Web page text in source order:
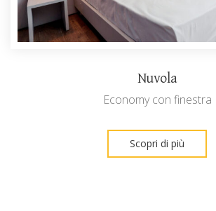
Nuvola
Economy con finestra
Scopri di più